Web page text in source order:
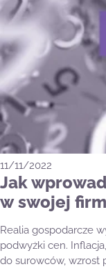
11/11/2022
Jak
w swojej
Realia gospodarcze
podwyżki cen.
do surowców, wzrost